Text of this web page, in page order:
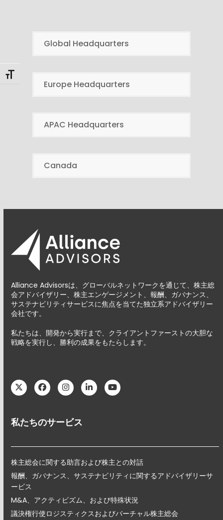
Toggle Font size
Global Headquarters
Europe Headquarters
APAC Headquarters
Canada
Alliance Advisorsは、グローバルネットワークを通じて、株主総
会アドバイザリー、株主エンゲージメント、報酬、ガバナンス、
サステナビリティサービスに焦点を当てた独立系アドバイザリー
会社です。
私たちは、開発から実行まで、クライアントファーストの大胆な
戦略を実行し、勝利の成果をもたらします。
TwitterFacebookInstagram
LinkedInYouTube
私たちのサービス
株主総会に関する助言および株主との対話
報酬、ガバナンス、サステナビリティに関するアドバイザリーサ
ービス
M&A、アクティビズム、および特殊状況
議決権行使ロジスティクスおよびバーチャル株主総会